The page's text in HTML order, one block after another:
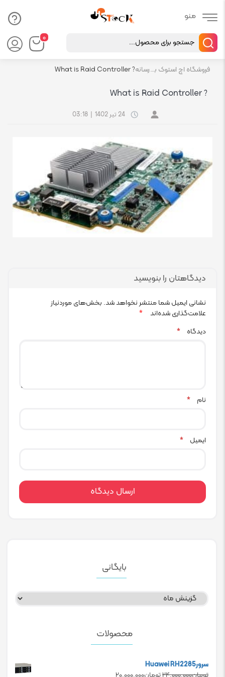
۰
Products
search
فروشگاه اچ استوک بازار انلاین تجهیزات کامپیوتر استوکرسانه? What is Raid Controller
? What is Raid Controller
24 تیر 1402 03:18
دیدگاهتان را بنویسید
نشانی ایمیل شما منتشر نخواهد شد. بخش‌های موردنیاز
علامت‌گذاری شده‌اند
*
دیدگاه
*
نام *
ایمیل *
بایگانی
بایگانی
محصولات
سرورHuawei RH2285
Original
Current